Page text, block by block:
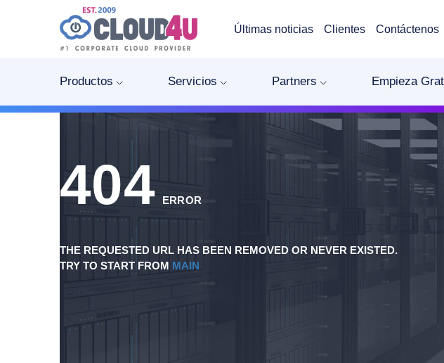
Últimas noticias Clientes Contáctenos
Productos Servicios Partners Empieza
404 ERROR
THE REQUESTED URL HAS BEEN REMOVED OR NEVER EXISTED.
TRY TO START FROM MAIN